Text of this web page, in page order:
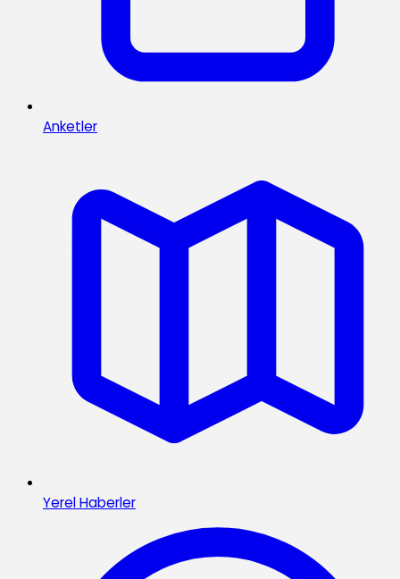
Anketler
Yerel Haberler